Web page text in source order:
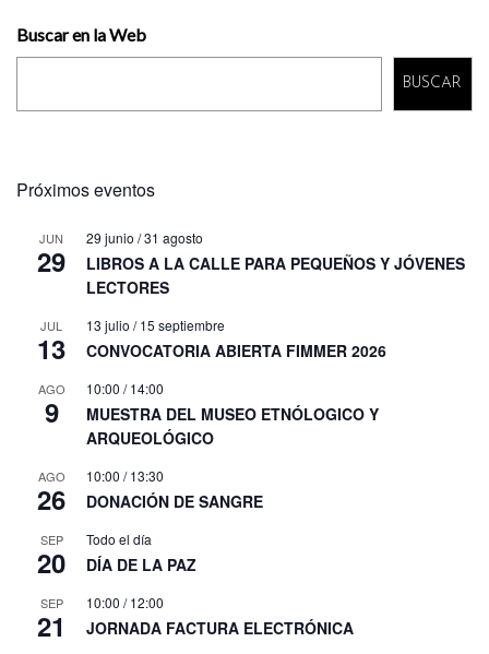
Buscar en la Web
BUSCAR
Próximos eventos
JUN
29
29 junio /31 agosto
LIBROS A LA CALLE PARA PEQUEÑOS Y JÓVENES
LECTORES
JUL
13
13 julio /15 septiembre
CONVOCATORIA ABIERTA FIMMER 2026
AGO
9
10:00 /14:00
MUESTRA DEL MUSEO ETNÓLOGICO Y
ARQUEOLÓGICO
AGO
26
10:00 /13:30
DONACIÓN DE SANGRE
SEP
20
Todo el día
DÍA DE LA PAZ
SEP
21
10:00 /12:00
JORNADA FACTURA ELECTRÓNICA